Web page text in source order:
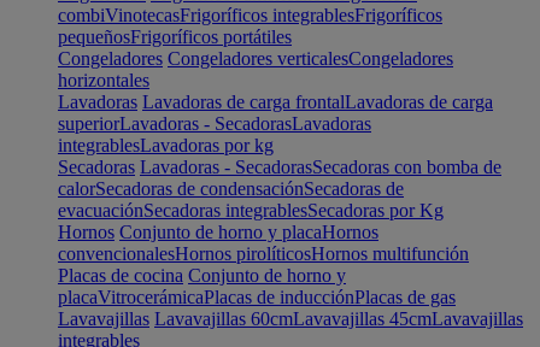
combiVinotecasFrigoríficos integrablesFrigoríficos
pequeñosFrigoríficos portátiles
Congeladores Congeladores verticalesCongeladores
horizontales
Lavadoras Lavadoras de carga frontalLavadoras de carga
superiorLavadoras - SecadorasLavadoras
integrablesLavadoras por kg
Secadoras Lavadoras - SecadorasSecadoras con bomba de
calorSecadoras de condensaciónSecadoras de
evacuaciónSecadoras integrablesSecadoras por Kg
Hornos Conjunto de horno y placaHornos
convencionalesHornos pirolíticosHornos multifunción
Placas de cocina Conjunto de horno y
placaVitrocerámicaPlacas de inducciónPlacas de gas
Lavavajillas Lavavajillas 60cmLavavajillas 45cmLavavajillas
integrables